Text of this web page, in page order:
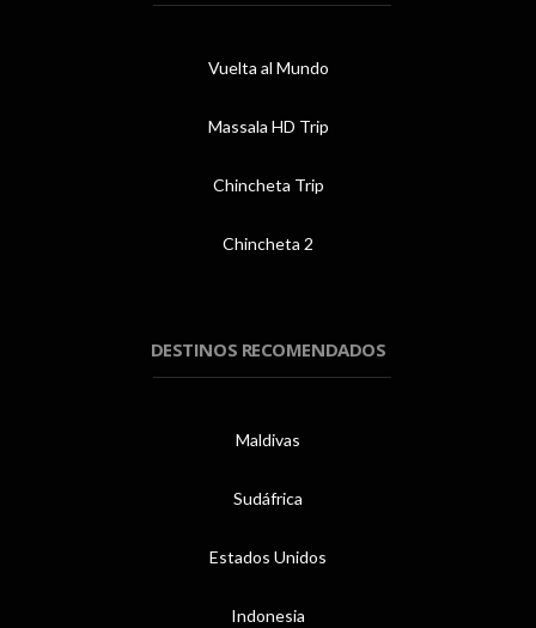
Vuelta al Mundo
Massala HD Trip
Chincheta Trip
Chincheta 2
DESTINOS RECOMENDADOS
Maldivas
Sudáfrica
Estados Unidos
Indonesia